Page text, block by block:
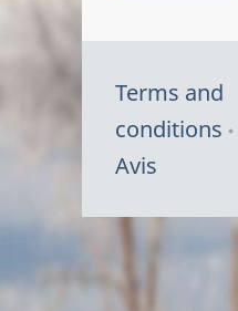
Terms and
conditions
Avis